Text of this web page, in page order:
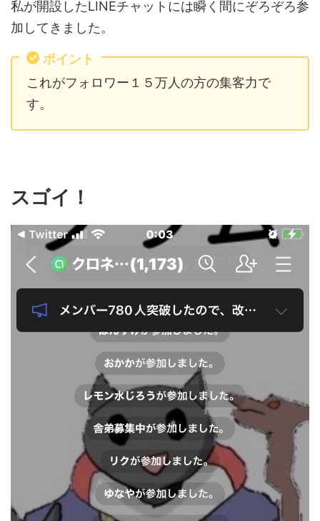
私が開設したLINEチャットには瞬く間にぞろぞろ参
加してきました。
ポイント
これがフォロワー１５万人の方の集客力で
す。
スゴイ！